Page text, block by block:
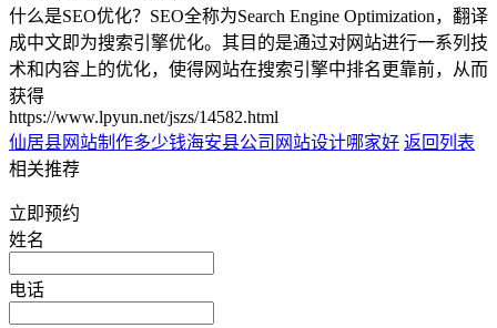
什么是SEO优化？SEO全称为Search Engine Optimization，翻译
成中文即为搜索引擎优化。其目的是通过对网站进行一系列技
术和内容上的优化，使得网站在搜索引擎中排名更靠前，从而
获得
https://www.lpyun.net/jszs/14582.html
仙居县网站制作多少钱海安县公司网站设计哪家好 返回列表
相关推荐
立即预约
姓名
电话